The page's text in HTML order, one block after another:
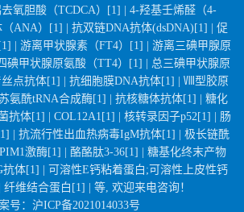
氧胆酸（TCDCA）[1] | 4-羟基壬烯醛（4-
ANA）[1] | 抗双链DNA抗体(dsDNA)[1] | 促
| 游离甲状腺素（FT4）[1] | 游离三碘甲腺原
碘甲状腺原氨酸（TT4）[1] | 总三碘甲状腺原
点抗体[1] | 抗细胞膜DNA抗体[1] | Ⅷ型胶原
氨酰tRNA合成酶[1] | 抗核糖体抗体[1] | 糖化
抗体[1] | COL12A1[1] | 核转录因子p52[1] | 肠
| 抗流行性出血热病毒IgM抗体[1] | 极长链酰
PIM1激酶[1] | 酪酪肽3-36[1] | 糖基化终末产物
体[1] |
可溶性E钙粘着蛋白;可溶性上皮性钙
纤维结合蛋白[1] | 等, 欢迎来电咨询！
号： 沪ICP备2021014033号